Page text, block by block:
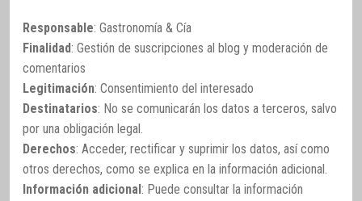
Responsable: Gastronomía & Cía
Finalidad: Gestión de suscripciones al blog y moderación de
comentarios
Legitimación: Consentimiento del interesado
Destinatarios: No se comunicarán los datos a terceros, salvo
por una obligación legal.
Derechos: Acceder, rectificar y suprimir los datos, así como
otros derechos, como se explica en la información adicional.
Información adicional : Puede consultar la información